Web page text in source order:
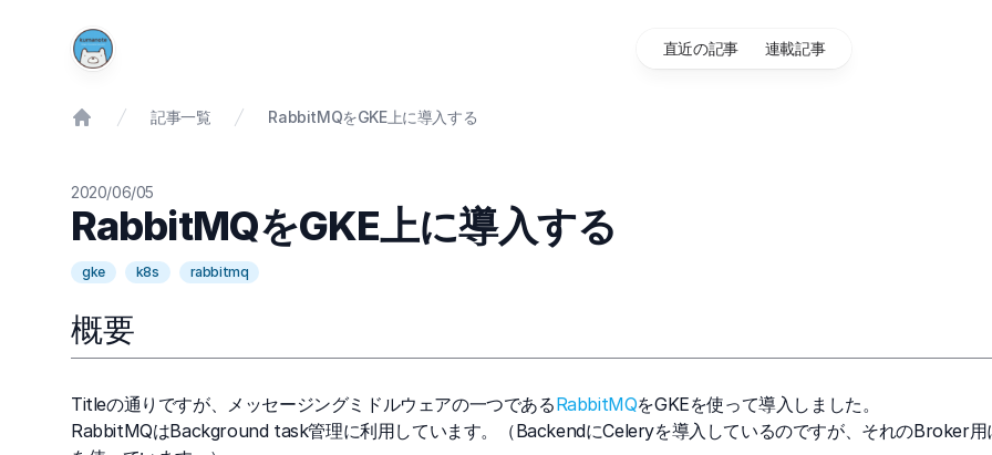
直近の記事 連載記事
記事一覧 RabbitMQをGKE上に導入する
2020/06/05
RabbitMQをGKE上に導入する
gke k8s rabbitmq
概要
Titleの通りですが、メッセージングミドルウェアの一つであるRabbitMQをGKEを使って導入しました。
RabbitMQはBackground task管理に利用しています。（BackendにCeleryを導入しているのですが、それのBroker